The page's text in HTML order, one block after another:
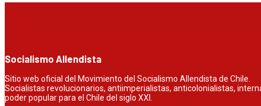
Socialismo Allendista
Sitio web oficial del Movimiento del Socialismo Allendista de Chile.
Socialistas revolucionarios, antiimperialistas, anticolonialistas,
poder popular para el Chile del siglo XXI.